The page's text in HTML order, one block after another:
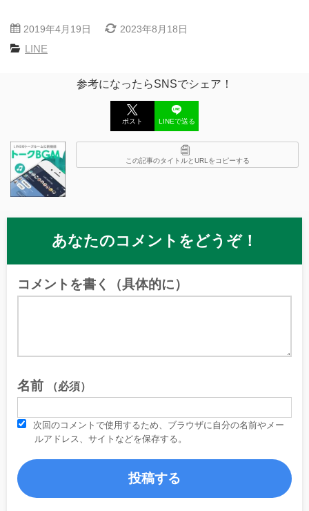
2019年4月19日 2023年8月18日
LINE
参考になったらSNSでシェア！
ポスト LINEで送る
この記事のタイトルとURLをコピーする
あなたのコメントをどうぞ！
コメントを書く（具体的に）
名前 （必須）
次回のコメントで使用するため、ブラウザに自分の名前やメー
ルアドレス、サイトなどを保存する。